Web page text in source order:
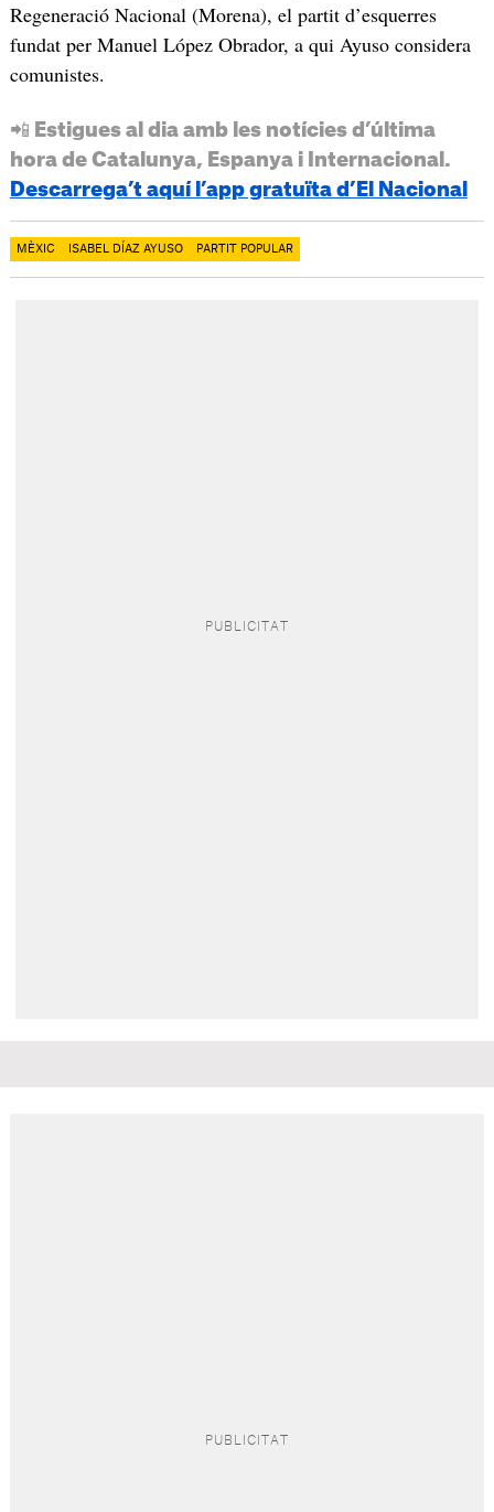
Regeneració Nacional (Morena), el partit d’esquerres
fundat per Manuel López Obrador, a qui Ayuso considera
comunistes.
📲 Estigues al dia amb les notícies d’última
hora de Catalunya, Espanya i Internacional.
Descarrega’t aquí l’app gratuïta d’El Nacional
MÈXIC ISABEL DÍAZ AYUSO PARTIT POPULAR